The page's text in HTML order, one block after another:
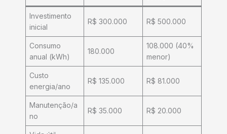
Investimento
inicial
R$ 300.000 R$ 500.000
Consumo
anual (kWh)
180.000
108.000 (40%
menor)
Custo
energia/ano
R$ 135.000 R$ 81.000
Manutenção/a
no
R$ 35.000 R$ 20.000